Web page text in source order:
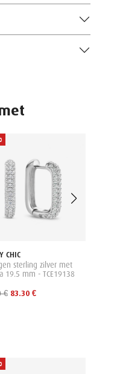
CHIC
sterling zilver met
19.5 mm - TCE19138
€ 83.30 €